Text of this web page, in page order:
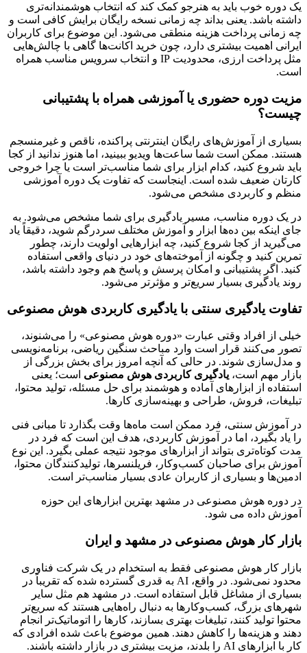
یک دوره خوب باید به هنرجو کمک کند که انتخاب هوشمندانه‌تری
داشته باشد. یعنی بداند چه زمانی نسخه رایگان برایش کافی است و
چه زمانی پرداخت هزینه منطقی می‌شود. این موضوع برای کاربران
ایرانی اهمیت بیشتری دارد، چون خرید اکانت‌ها گاهی با چالش‌هایی
مثل پرداخت ارزی، محدودیت IP و انتخاب سرویس مناسب همراه
است.
مزیت دوره حضوری یا آموزشی همراه با پشتیبانی
چیست؟
بسیاری از آموزش‌های رایگان اینترنتی پراکنده، ناقص و غیرمنسجم
هستند. ممکن است شما ساعت‌ها ویدیو ببینید، اما هنوز ندانید از کجا
باید شروع کنید، کدام ابزار برای شما مناسب‌تر است یا چرا خروجی
کارتان ضعیف شده است. اینجاست که تفاوت یک دوره آموزشی
منظم و کاربردی مشخص می‌شود.
در یک دوره مناسب، مسیر یادگیری برای شما مشخص می‌شود. به
جای اینکه بین ده‌ها ابزار و آموزش مختلف سردرگم شوید، دقیقاً یاد
می‌گیرید از کجا شروع کنید، چه ابزارهایی اولویت دارند، چطور
تمرین کنید و چگونه از آموخته‌های خود در دنیای واقعی استفاده
کنید. اگر پشتیبانی و امکان پرسش و پاسخ هم وجود داشته باشد،
روند یادگیری بسیار سریع‌تر و مؤثرتر می‌شود.
تفاوت یادگیری سنتی با یادگیری کاربردی هوش مصنوعی
خیلی از افراد وقتی عبارت «دوره هوش مصنوعی» را می‌شنوند،
تصور می‌کنند قرار است وارد مباحث سنگین ریاضی، برنامه‌نویسی
و مدل‌سازی شوند. در حالی که آنچه امروز برای بخش بزرگی از
بازار مهم است، یادگیری کاربردی هوش مصنوعی است؛ یعنی
استفاده از ابزارهای آماده و هوشمند برای حل مسئله، تولید محتوا،
تبلیغات، فروش، طراحی و بهینه‌سازی کارها.
در آموزش سنتی، فرد ممکن است ماه‌ها وقت بگذارد تا مبانی فنی
را یاد بگیرد، اما در آموزش کاربردی، هدف این است که فرد در
مدت کوتاه‌تری بتواند از ابزارهای موجود نتیجه عملی بگیرد. این نوع
آموزش برای صاحبان کسب‌وکار، فریلنسرها، تولیدکنندگان محتوا،
ادمین‌ها و بسیاری از کاربران عادی بسیار مناسب‌تر است.
در دوره هوش مصنوعی در مشهد بهترین ابزارهای این حوزه
آموزش داده می شود.
بازار کار هوش مصنوعی در مشهد و ایران
بازار کار هوش مصنوعی فقط به استخدام در یک شرکت فناوری
محدود نمی‌شود. در واقع، AI به قدری گسترده شده که تقریباً در
بسیاری از مشاغل قابل استفاده است. در مشهد هم مثل سایر
شهرهای بزرگ، کسب‌وکارها به دنبال راه‌هایی هستند که سریع‌تر
محتوا تولید کنند، تبلیغات بهتری بسازند، کارها را اتوماتیک‌تر انجام
دهند و هزینه‌ها را کاهش دهند. همین موضوع باعث شده افرادی که
کار با ابزارهای AI را بلدند، مزیت بیشتری در بازار داشته باشند.